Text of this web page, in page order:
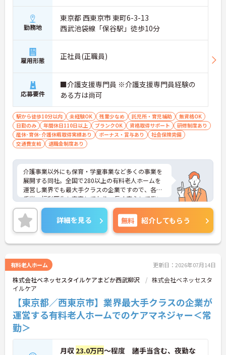
勤務地
東京都 西東京市 東町6-3-13
西武池袋線「保谷駅」徒歩10分
雇用形態 正社員(正職員)
応募要件
■介護支援専門員 ※介護支援専門員経験の
ある方は尚可
駅から徒歩10分以内 未経験OK 残業少なめ 託児所・育児補助
無資格OK
日勤のみ
年間休日110日以上 ブランクOK 資格取得サポート
研修制度あり
産休･育休･介護休暇取得実績あり
ボーナス・賞与あり
社会保険完備
交通費支給
退職金制度あり
介護事業以外にも保育・学童事業など多くの事業を
展開する同社。全国で280以上の有料老人ホームを
運営し業界でも最大手クラスの企業ですので、各種
手当、福利厚生も充実しており、長く安心して働い
ていただける環境です。ご興味ある方には、面接対
策ポイントなど、さらに詳細をお話しいたしますの
でお気軽にご相談ください。
詳細を見る 無料 紹介してもらう
有料老人ホーム 更新日：2026年07月14日
株式会社ベネッセスタイルケアまどか西武柳沢
株式会社ベネッセスタ
イルケア
【東京都／西東京市】業界最大手クラスの企業が
運営する有料老人ホームでのケアマネジャー＜常
勤＞
月収 23.0万円～程度 諸手当含む、夜勤な